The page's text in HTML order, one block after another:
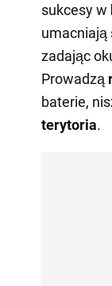
sukcesy w
umacniają
zadając
Prowadzą
baterie,
terytoria.